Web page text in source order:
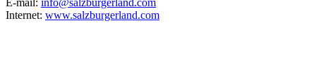
E-mail: info@salzburgerland.com
Internet: www.salzburgerland.com